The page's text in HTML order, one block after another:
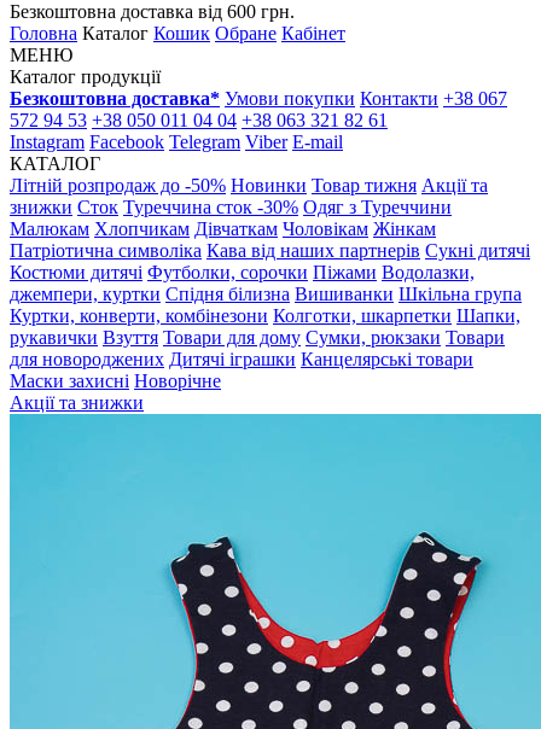
Безкоштовна доставка від 600 грн.
Головна Каталог Кошик Обране Кабінет
МЕНЮ
Каталог продукції
Безкоштовна доставка* Умови покупки Контакти +38 067
572 94 53 +38 050 011 04 04 +38 063 321 82 61
Instagram Facebook Telegram Viber E-mail
КАТАЛОГ
Літній розпродаж до -50% Новинки Товар тижня Акції та
знижки Сток Туреччина сток -30% Одяг з Туреччини
Малюкам Хлопчикам Дівчаткам Чоловікам Жінкам
Патріотична символіка Кава від наших партнерів Сукні дитячі
Костюми дитячі Футболки, сорочки Піжами Водолазки,
джемпери, куртки Спідня білизна Вишиванки Шкільна група
Куртки, конверти, комбінезони Колготки, шкарпетки Шапки,
рукавички Взуття Товари для дому Сумки, рюкзаки Товари
для новороджених Дитячі іграшки Канцелярські товари
Маски захисні Новорічне
Акції та знижки